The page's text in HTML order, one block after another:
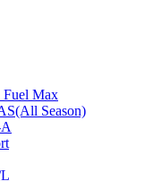
Fuel Max
Season)